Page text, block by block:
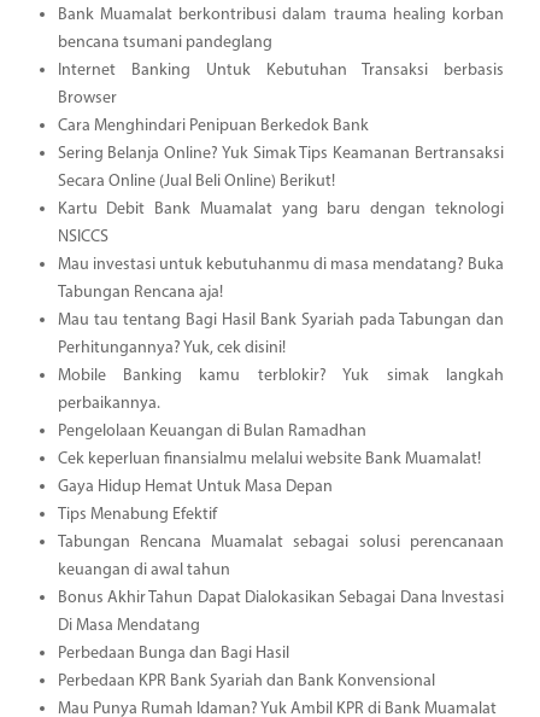
Bank Muamalat berkontribusi dalam trauma healing korban
bencana tsumani pandeglang
Internet Banking Untuk Kebutuhan Transaksi berbasis
Browser
Cara Menghindari Penipuan Berkedok Bank
Sering Belanja Online? Yuk Simak Tips Keamanan Bertransaksi
Secara Online (Jual Beli Online) Berikut!
Kartu Debit Bank Muamalat yang baru dengan teknologi
NSICCS
Mau investasi untuk kebutuhanmu di masa mendatang? Buka
Tabungan Rencana aja!
Mau tau tentang Bagi Hasil Bank Syariah pada Tabungan dan
Perhitungannya? Yuk, cek disini!
Mobile Banking kamu terblokir? Yuk simak langkah
perbaikannya.
Pengelolaan Keuangan di Bulan Ramadhan
Cek keperluan finansialmu melalui website Bank Muamalat!
Gaya Hidup Hemat Untuk Masa Depan
Tips Menabung Efektif
Tabungan Rencana Muamalat sebagai solusi perencanaan
keuangan di awal tahun
Bonus Akhir Tahun Dapat Dialokasikan Sebagai Dana Investasi
Di Masa Mendatang
Perbedaan Bunga dan Bagi Hasil
Perbedaan KPR Bank Syariah dan Bank Konvensional
Mau Punya Rumah Idaman? Yuk Ambil KPR di Bank Muamalat